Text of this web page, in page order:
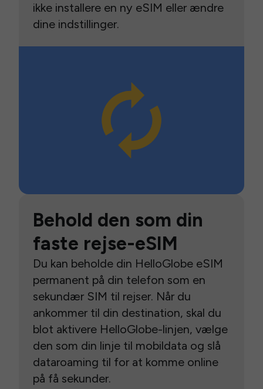
ikke installere en ny eSIM eller ændre
dine indstillinger.
Behold den som din
faste rejse-eSIM
Du kan beholde din HelloGlobe eSIM
permanent på din telefon som en
sekundær SIM til rejser. Når du
ankommer til din destination, skal du
blot aktivere HelloGlobe-linjen, vælge
den som din linje til mobildata og slå
dataroaming til for at komme online
på få sekunder.